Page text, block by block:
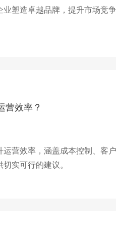
塑造卓越品牌，提升市场竞争
营效率？
营效率，涵盖成本控制、客
实可行的建议。